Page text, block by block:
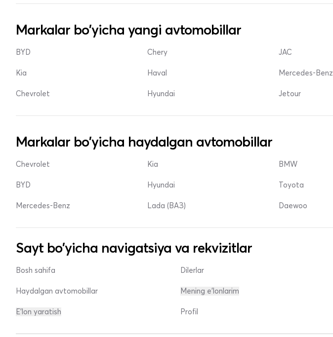
Markalar bo'yicha yangi avtomobillar
BYD
Kia
Chevrolet
Chery
Haval
Hyundai
JAC
Mercedes-Benz
Jetour
Markalar bo'yicha haydalgan avtomobillar
Chevrolet
BYD
Mercedes-Benz
Kia
Hyundai
Lada (ВАЗ)
BMW
Toyota
Daewoo
Sayt bo'yicha navigatsiya va rekvizitlar
Bosh sahifa
Haydalgan avtomobillar
E'lon yaratish
Dilerlar
Mening e'lonlarim
Profil